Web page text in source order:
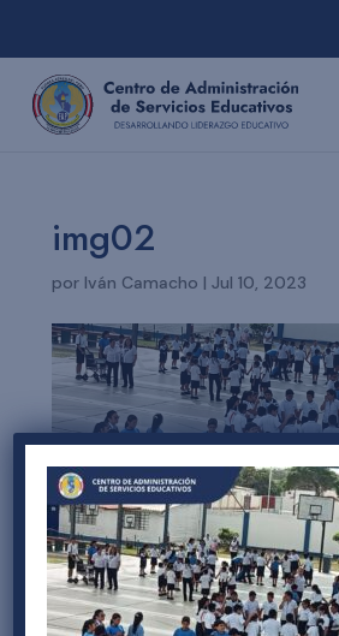
img02
por Iván Camacho |Jul 10, 2023